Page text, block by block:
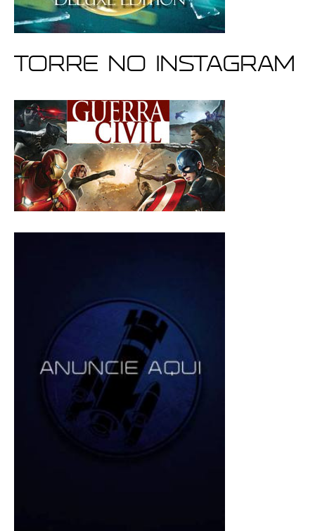
Torre no Instagram